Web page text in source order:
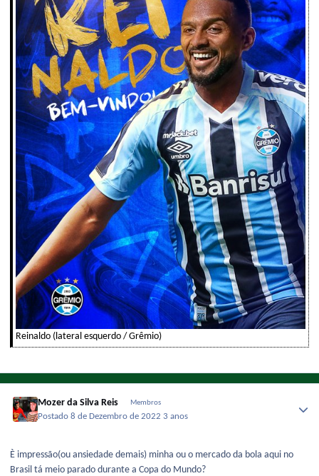
Reinaldo (lateral esquerdo / Grêmio)
Mozer da Silva Reis Membros
Postado8 de Dezembro de 2022 3 anos
È impressão(ou ansiedade demais) minha ou o mercado da bola aqui no
Brasil tá meio parado durante a Copa do Mundo?